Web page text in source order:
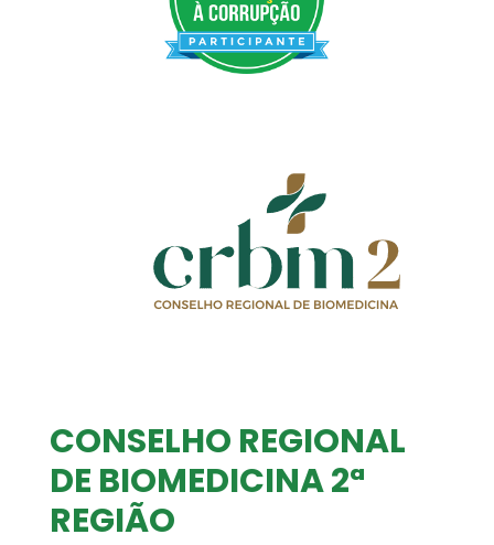
CONSELHO REGIONAL
DE BIOMEDICINA 2ª
REGIÃO